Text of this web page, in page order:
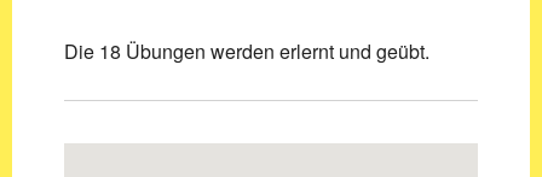
Die 18 Übungen werden erlernt und geübt.